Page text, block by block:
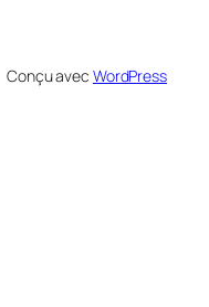
Conçu avec WordPress